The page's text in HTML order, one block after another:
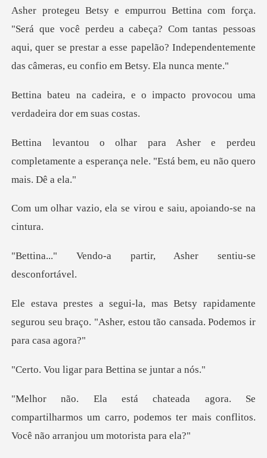
deu a cabeça? Com tantas pessoas
aqui, quer se prestar a esse papelão
o impacto provocou uma
ver
erdeu
completamente a esperança nele. "
la se virou e saiu, a
partir, Asher senti
apidamente
segurou seu braço. "Asher, esto
r para Bettina s
artilharmos um carro, podemos ter mais confli